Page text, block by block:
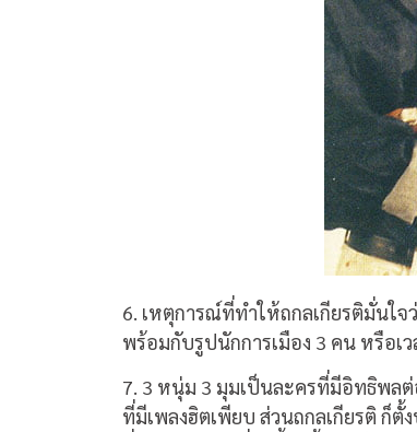
6. เหตุการณ์ที่ทำให้ถกลเกียรติมั่นใ
พร้อมกับรูปนักการเมือง 3 คน หรือ
7. 3 หนุ่ม 3 มุมเป็นละครที่มีอิทธิพล
ที่มีเพลงฮิตเพียบ ส่วนถกลเกียรติ ก็